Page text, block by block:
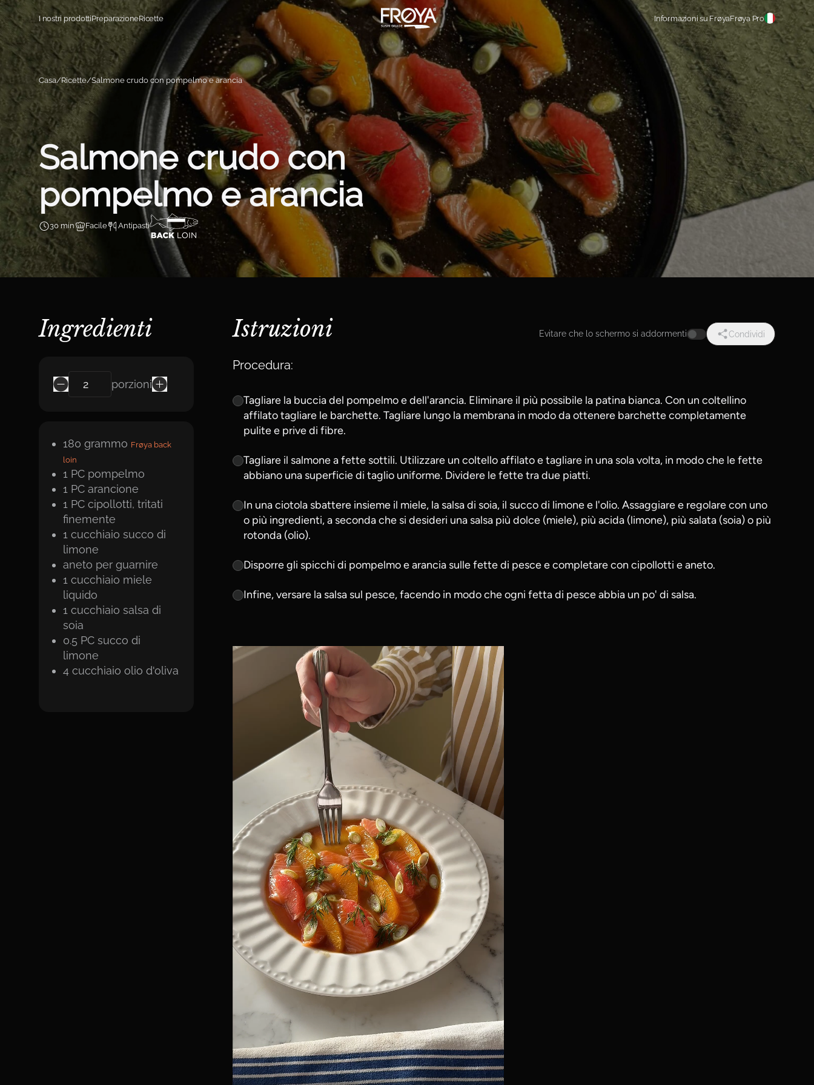
Vai al contenuto
I nostri prodottiPreparazioneRicette Informazioni su FrøyaFrøya Pro
Casa Ricette Salmone crudo con pompelmo e arancia
Salmone crudo con
pompelmo e arancia
30 min Facile Antipasti
Ingredienti
porzioni
180 grammo Frøya back
loin
1 PC pompelmo
1 PC arancione
1 PC cipollotti, tritati
finemente
1 cucchiaio succo di
limone
aneto per guarnire
1 cucchiaio miele
liquido
1 cucchiaio salsa di
soia
0.5 PC succo di
limone
4 cucchiaio olio d'oliva
Istruzioni Evitare che lo schermo si addormenti Condividi
Procedura:
Tagliare la buccia del pompelmo e dell'arancia. Eliminare il più possibile la patina bianca. Con un coltellino
affilato tagliare le barchette. Tagliare lungo la membrana in modo da ottenere barchette completamente
pulite e prive di fibre.
Tagliare il salmone a fette sottili. Utilizzare un coltello affilato e tagliare in una sola volta, in modo che le fette
abbiano una superficie di taglio uniforme. Dividere le fette tra due piatti.
In una ciotola sbattere insieme il miele, la salsa di soia, il succo di limone e l'olio. Assaggiare e regolare con uno
o più ingredienti, a seconda che si desideri una salsa più dolce (miele), più acida (limone), più salata (soia) o più
rotonda (olio).
Disporre gli spicchi di pompelmo e arancia sulle fette di pesce e completare con cipollotti e aneto.
Infine, versare la salsa sul pesce, facendo in modo che ogni fetta di pesce abbia un po' di salsa.